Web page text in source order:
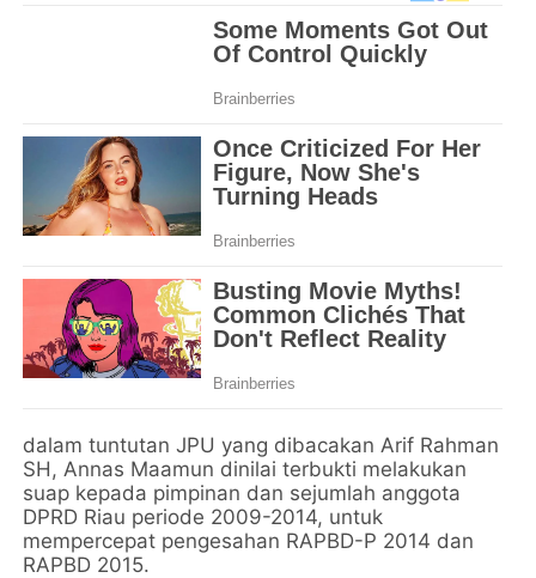
dalam tuntutan JPU yang dibacakan Arif Rahman
SH, Annas Maamun dinilai terbukti melakukan
suap kepada pimpinan dan sejumlah anggota
DPRD Riau periode 2009-2014, untuk
mempercepat pengesahan RAPBD-P 2014 dan
RAPBD 2015.